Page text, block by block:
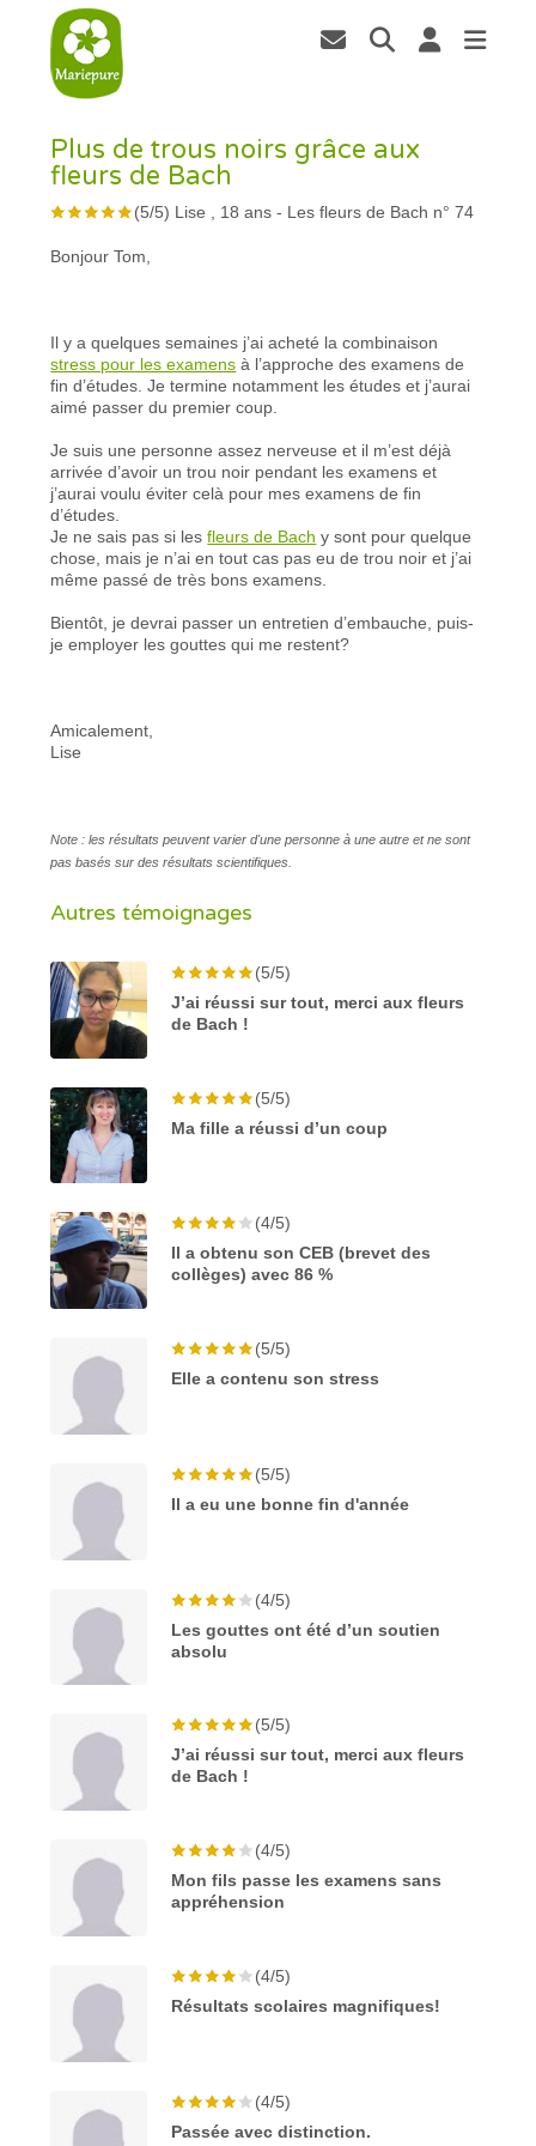
Plus de trous noirs grâce aux
fleurs de Bach
(5/5) Lise , 18 ans - Les fleurs de Bach n° 74
Bonjour Tom,
Il y a quelques semaines j’ai acheté la combinaison
stress pour les examens à l’approche des examens de
fin d’études. Je termine notamment les études et j’aurai
aimé passer du premier coup.
Je suis une personne assez nerveuse et il m’est déjà
arrivée d’avoir un trou noir pendant les examens et
j’aurai voulu éviter celà pour mes examens de fin
d’études.
Je ne sais pas si lesfleurs de Bach y sont pour quelque
chose, mais je n’ai en tout cas pas eu de trou noir et j’ai
même passé de très bons examens.
Bientôt, je devrai passer un entretien d’embauche, puis-
je employer les gouttes qui me restent?
Amicalement,
Lise
Note : les résultats peuvent varier d'une personne à une autre et ne sont
pas basés sur des résultats scientifiques.
Autres témoignages
(5/5)
J’ai réussi sur tout, merci aux fleurs
de Bach !
(5/5)
Ma fille a réussi d’un coup
(4/5)
Il a obtenu son CEB (brevet des
collèges) avec 86 %
(5/5)
Elle a contenu son stress
(5/5)
Il a eu une bonne fin d'année
(4/5)
Les gouttes ont été d’un soutien
absolu
(5/5)
J’ai réussi sur tout, merci aux fleurs
de Bach !
(4/5)
Mon fils passe les examens sans
appréhension
(4/5)
Résultats scolaires magnifiques!
(4/5)
Passée avec distinction.